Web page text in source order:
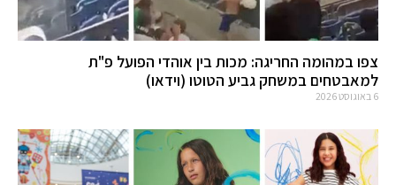
צפו במהומה החריגה: מכות בין אוהדי הפועל פ"ת
למאבטחים במשחק גביע הטוטו (וידאו)
6 באוגוסט 2026